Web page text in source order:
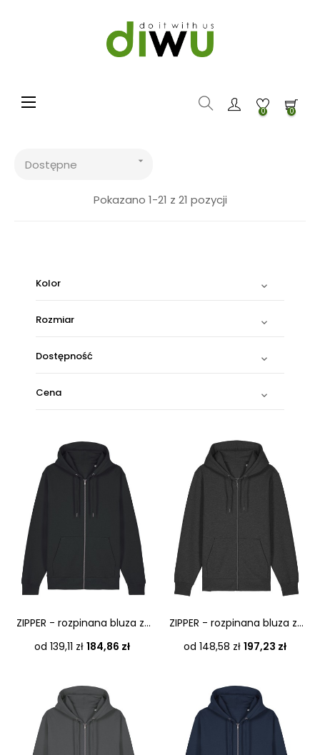
Toggle navigation
☰ 0 0
Dostępne 
Pokazano 1-21 z 21 pozycji
Kolor 
Rozmiar 
Dostępność 
Cena 
ZIPPER - rozpinana bluza z...
od 139,11 zł Cena
184,86 zł
ZIPPER - rozpinana bluza z...
od 148,58 zł Cena
197,23 zł